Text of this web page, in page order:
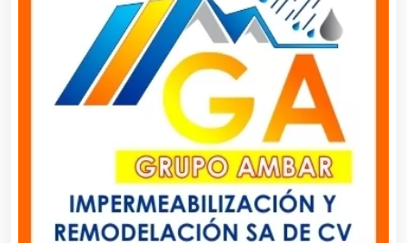
Artes Gráficas
Artículos de Oficina